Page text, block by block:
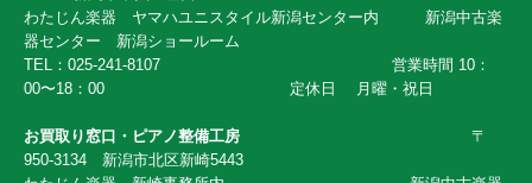
わたじん楽器 ヤマハユニスタイル新潟センター内 新潟中古楽
器センター 新潟ショールーム
TEL：025-241-8107 営業時間 10：
00〜18：00 定休日 月曜・祝日
お買取り窓口・ピアノ整備工房 〒
950-3134 新潟市北区新崎5443